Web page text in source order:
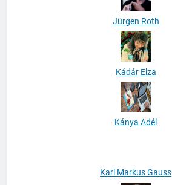
Jürgen Roth
Kádár Elza
Kánya Adél
Karl Markus Gauss